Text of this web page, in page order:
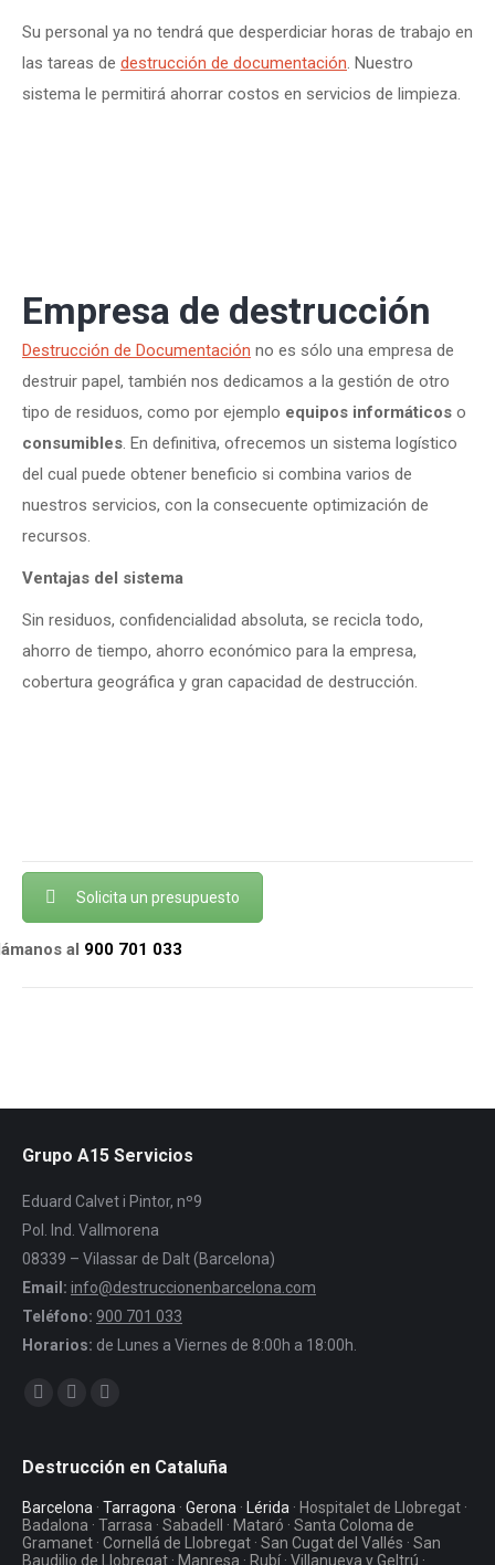
Su personal ya no tendrá que desperdiciar horas de trabajo en
las tareas de destrucción de documentación. Nuestro
sistema le permitirá ahorrar costos en servicios de limpieza.
Empresa de destrucción
Destrucción de Documentación no es sólo una empresa de
destruir papel, también nos dedicamos a la gestión de otro
tipo de residuos, como por ejemplo equipos informáticos o
consumibles. En definitiva, ofrecemos un sistema logístico
del cual puede obtener beneficio si combina varios de
nuestros servicios, con la consecuente optimización de
recursos.
Ventajas del sistema
Sin residuos, confidencialidad absoluta, se recicla todo,
ahorro de tiempo, ahorro económico para la empresa,
cobertura geográfica y gran capacidad de destrucción.
Solicita un presupuesto
al 900 701 033
Grupo A15 Servicios
Eduard Calvet i Pintor, nº9
Pol. Ind. Vallmorena
08339 – Vilassar de Dalt (Barcelona)
Email: info@destruccionenbarcelona.com
Teléfono: 900 701 033
Horarios: de Lunes a Viernes de 8:00h a 18:00h.
Encuéntranos en:
Destrucción en Cataluña
Barcelona · Tarragona · Gerona · Lérida · Hospitalet de Llobregat ·
Badalona · Tarrasa · Sabadell · Mataró · Santa Coloma de
Gramanet · Cornellá de Llobregat · San Cugat del Vallés · San
Baudilio de Llobregat · Manresa · Rubí · Villanueva y Geltrú ·